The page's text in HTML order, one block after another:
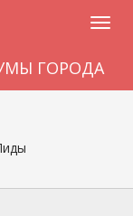
ГОРОДА